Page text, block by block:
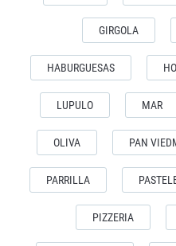
GIRGOLA
HABURGUESAS
LUPULO MAR
OLIVA PAN
PARRILLA
PIZZERIA